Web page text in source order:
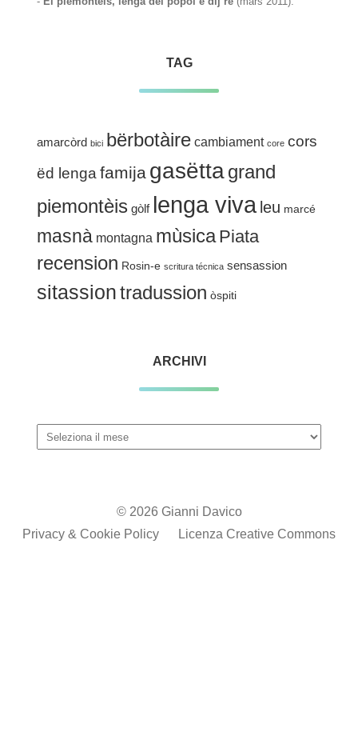
TAG
amarcòrd bici bërbotàire cambiament core cors
ëd lenga famija gasëttagrand
piemontèis gòlf lenga viva leu marcé
masnà montagna mùsicaPiata
recension Rosin-e scritura técnica sensassion
sitassion tradussion òspiti
ARCHIVI
Archivi
© 2026 Gianni Davico
Privacy & Cookie Policy
Licenza Creative Commons